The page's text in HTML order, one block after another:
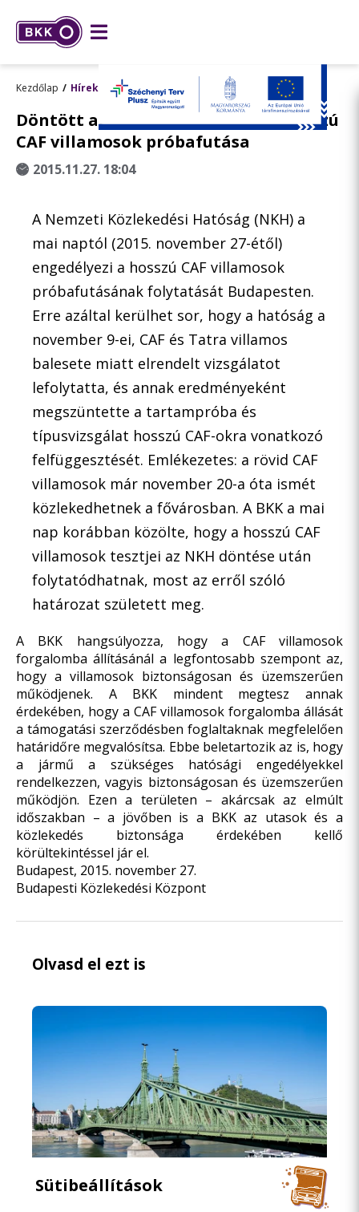
Kezdőlap Hírek
Döntött az NKH: folytatódhat a hosszú
CAF villamosok próbafutása
2015.11.27. 18:04
A Nemzeti Közlekedési Hatóság (NKH) a
mai naptól (2015. november 27-étől)
engedélyezi a hosszú CAF villamosok
próbafutásának folytatását Budapesten.
Erre azáltal kerülhet sor, hogy a hatóság a
november 9-ei, CAF és Tatra villamos
balesete miatt elrendelt vizsgálatot
lefolytatta, és annak eredményeként
megszüntette a tartampróba és
típusvizsgálat hosszú CAF-okra vonatkozó
felfüggesztését. Emlékezetes: a rövid CAF
villamosok már november 20-a óta ismét
közlekedhetnek a fővárosban. A BKK a mai
nap korábban közölte, hogy a hosszú CAF
villamosok tesztjei az NKH döntése után
folytatódhatnak, most az erről szóló
határozat született meg.
A BKK hangsúlyozza, hogy a CAF villamosok
forgalomba állításánál a legfontosabb szempont az,
hogy a villamosok biztonságosan és üzemszerűen
működjenek. A BKK mindent megtesz annak
érdekében, hogy a CAF villamosok forgalomba állását
a támogatási szerződésben foglaltaknak megfelelően
határidőre megvalósítsa. Ebbe beletartozik az is, hogy
a jármű a szükséges hatósági engedélyekkel
rendelkezzen, vagyis biztonságosan és üzemszerűen
működjön. Ezen a területen – akárcsak az elmúlt
időszakban – a jövőben is a BKK az utasok és a
közlekedés biztonsága érdekében kellő
körültekintéssel jár el.
Budapest, 2015. november 27.
Budapesti Közlekedési Központ
Olvasd el ezt is
Sütibeállítások